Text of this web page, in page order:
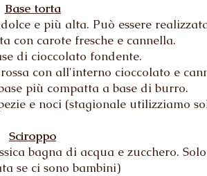
Base torta
e più alta. Può essere
con carote fresche e cannella.
di cioccolato fondente.
con all'interno cioccolato e
più compatta a base di burro.
e noci (stagionale utilizziamo
Sciroppo
bagna di acqua e zucchero.
se ci sono bambini)